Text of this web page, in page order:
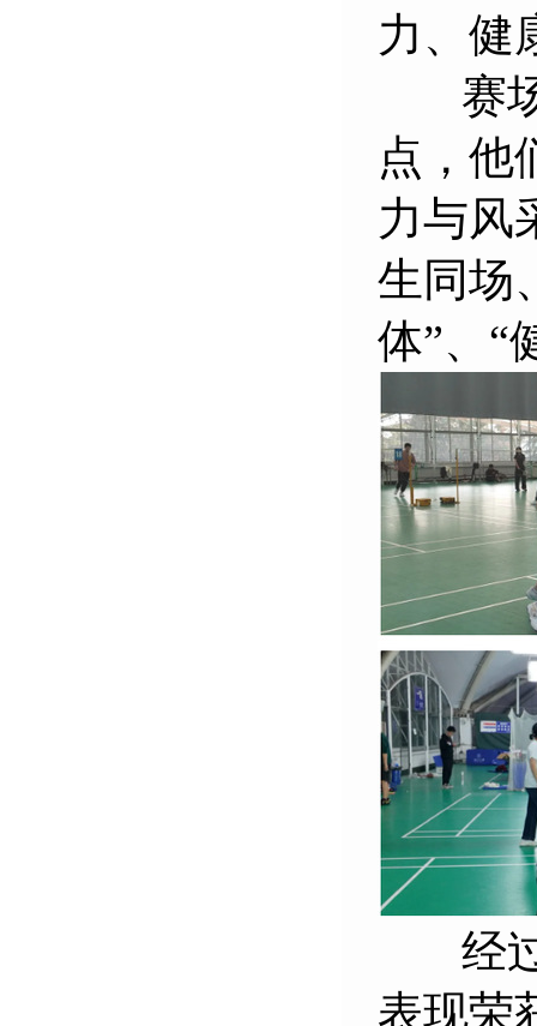
力、健
赛场
点，他
力与风
生同场
体”、“
经过
表现荣